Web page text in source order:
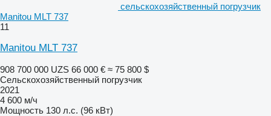
сельскохозяйственный погрузчик
Manitou MLT 737
11
Manitou MLT 737
908 700 000 UZS 66 000 € ≈ 75 800 $
Сельскохозяйственный погрузчик
2021
4 600 м/ч
Мощность 130 л.с. (96 кВт)